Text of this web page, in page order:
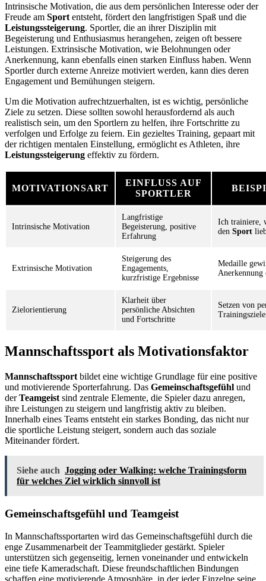
Intrinsische Motivation, die aus dem persönlichen Interesse oder der
Freude am Sport entsteht, fördert den langfristigen Spaß und die
Leistungssteigerung. Sportler, die an ihrer Disziplin mit
Begeisterung und Enthusiasmus herangehen, zeigen oft bessere
Leistungen. Extrinsische Motivation, wie Belohnungen oder
Anerkennung, kann ebenfalls einen starken Einfluss haben. Wenn
Sportler durch externe Anreize motiviert werden, kann dies deren
Engagement und Bemühungen steigern.
Um die Motivation aufrechtzuerhalten, ist es wichtig, persönliche
Ziele zu setzen. Diese sollten sowohl herausfordernd als auch
realistisch sein, um den Sportlern zu helfen, ihre Fortschritte zu
verfolgen und Erfolge zu feiern. Ein gezieltes Training, gepaart mit
der richtigen mentalen Einstellung, ermöglicht es Athleten, ihre
Leistungssteigerung effektiv zu fördern.
MOTIVATIONSART
EINFLUSS AUF
SPORTLER
Intrinsische Motivation
Langfristige
Begeisterung, positive
Erfahrung
Ich trainiere,
den Sport
Extrinsische Motivation
Steigerung des
Engagements,
kurzfristige Ergebnisse
Medaille
Anerkennung
Zielorientierung
Klarheit über
persönliche Absichten
und Fortschritte
Setzen von
Mannschaftssport als Motivationsfaktor
Mannschaftssport bildet eine wichtige Grundlage für eine positive
und motivierende Sporterfahrung. Das Gemeinschaftsgefühl und
derTeamgeist sind zentrale Elemente, die Spieler dazu anregen,
ihre Leistungen zu steigern und langfristig aktiv zu bleiben.
Innerhalb eines Teams entsteht ein starkes Bonding, das nicht nur
die sportliche Leistung steigert, sondern auch das soziale
Miteinander fördert.
Siehe auch Jogging oder Walking: welche Trainingsform
für welches Ziel wirklich sinnvoll ist
Gemeinschaftsgefühl und Teamgeist
In Mannschaftssportarten wird das Gemeinschaftsgefühl durch die
enge Zusammenarbeit der Teammitglieder gestärkt. Spieler
unterstützen sich gegenseitig, lernen voneinander und entwickeln
eine tiefe Kameradschaft. Diese freundschaftlichen Bindungen